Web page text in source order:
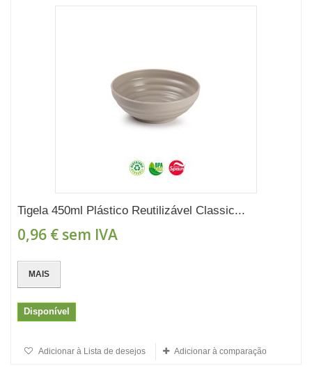
Tigela 450ml Plástico Reutilizável Classic...
0,96 € sem IVA
MAIS
Disponível
Adicionar à Lista de desejos Adicionar à comparação